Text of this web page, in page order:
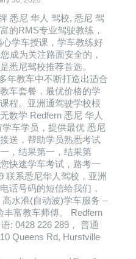
悉尼 华人 驾校, 悉尼 驾
的RMS专业驾驶教练，
学车授课，学车教练好
成为关注路面安全的，
悉尼驾校推荐首选。
年教车中不断打造出适合
车套餐，最优价格的学
程。亚洲通驾驶学校根
数学 Redfern 悉尼 华人
车学员，提供最优 悉尼
送，帮助学员熟悉考试
，结果第一，结果第
快速学车考试，路考一
联系悉尼华人驾校，亚洲
话号码的短信给我们，
水准(自动波)学车服务 –
丰富教车师傅。 Redfern
: 0428 226 289， 普通
Queens Rd, Hurstville